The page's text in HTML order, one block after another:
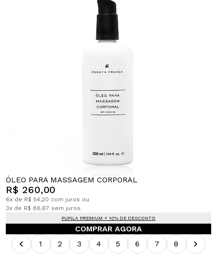
ÓLEO PARA MASSAGEM CORPORAL
R$ 260,00
6x de R$ 54,20 com juros ou
3x de R$ 86,67 sem juros.
PUPILA PREMIUM + 10% DE DESCONTO
COMPRAR AGORA
1
2 3 4 5 6 7 8